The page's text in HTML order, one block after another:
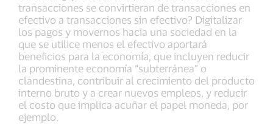
transacciones se convirtieran de transacciones en
efectivo a transacciones sin efectivo? Digitalizar
los pagos y movernos hacia una sociedad en la
que se utilice menos el efectivo aportará
beneficios para la economía, que incluyen reducir
la prominente economía “subterránea” o
clandestina, contribuir al crecimiento del producto
interno bruto y a crear nuevos empleos, y reducir
el costo que implica acuñar el papel moneda, por
ejemplo.